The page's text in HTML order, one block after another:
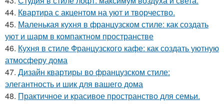
44. Квартира с акцентом на уют и творчество.
45. Маленькая кухня в французском стиле: как создать
уют и шарм в компактном пространстве
46. Кухня в стиле Французского кафе: как создать уютную
атмосферу дома
47. Дизайн квартиры во французском стиле:
элегантность и шик для вашего дома
48. Практичное и красивое пространство для семьи.